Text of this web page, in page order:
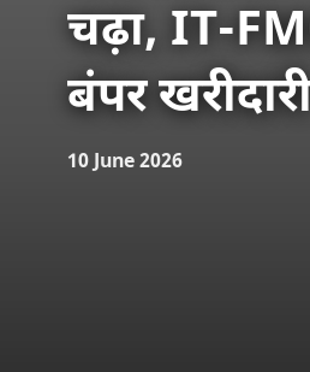
चढ़ा, IT-
बंपर
10 June 2026